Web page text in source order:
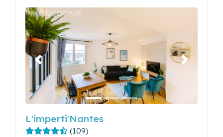
Précédent Suivant
L'imperti'Nantes
(109)